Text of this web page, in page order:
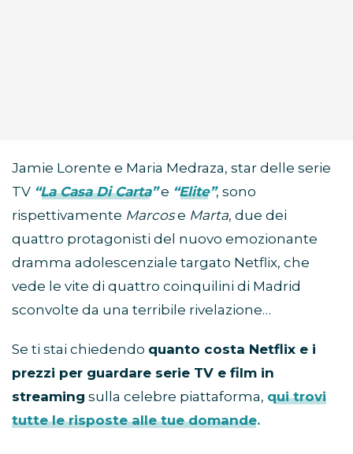
Jamie Lorente e Maria Medraza, star delle serie
TV “La Casa Di Carta”e “Elite”, sono
rispettivamente Marcose Marta, due dei
quattro protagonisti del nuovo emozionante
dramma adolescenziale targato Netflix, che
vede le vite di quattro coinquilini di Madrid
sconvolte da una terribile rivelazione…
Se ti stai chiedendo quanto costa Netflix e i
prezzi per guardare serie TV e film in
streaming sulla celebre piattaforma, qui trovi
tutte le risposte alle tue domande.